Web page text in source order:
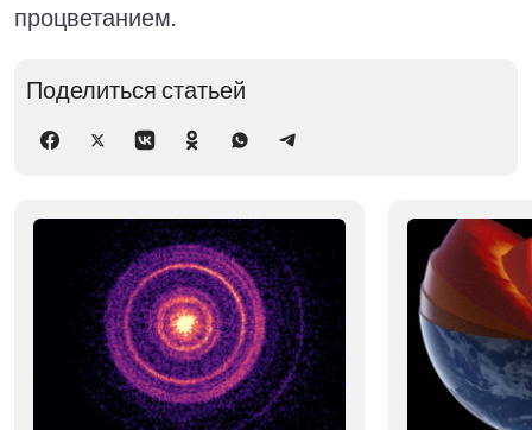
процветанием.
Поделиться статьей